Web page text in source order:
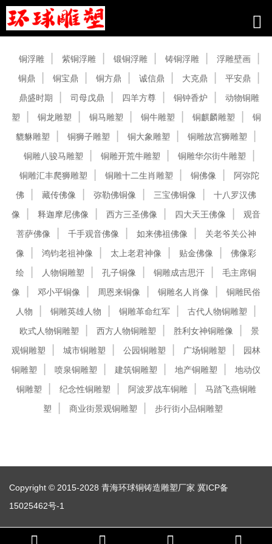
铜浮雕 紫铜浮雕 锻铜浮雕 铸铜浮雕
浮雕壁画
铜鼎
铜宝鼎 铜方鼎 诚信鼎 大克鼎
平安鼎
鼎盛时期
司母戊鼎 四羊方尊 铜钟香炉
动物铜雕
塑
铜龙雕塑 铜马雕塑 铜牛雕塑 铜麒麟雕塑
铜
貔貅雕塑
铜狮子雕塑 铜大象雕塑
铜雕故宫狮雕塑
铜雕八骏马雕塑
铜雕开荒牛雕塑
铜雕华尔街牛雕塑
铜雕汇丰爬狮雕塑
铜雕十二生肖雕塑 铜佛像
阿弥陀
佛
藏传佛像 弥勒佛铜像 三宝佛铜像
十八罗汉佛
像
释迦摩尼佛像 西方三圣佛像 四大天王佛像
观音
菩萨佛像
千手观音佛像 如来佛祖佛像
关老爷关公神
像
鸿钧老祖神像 太上老君神像 贴金佛像
佛像彩
绘
人物铜雕塑 孔子铜像 铜雕成吉思汗
毛主席铜
像
邓小平铜像 周恩来铜像 铜雕名人肖像
铜雕民俗
人物
铜雕英雄人物 铜雕革命红军
古代人物铜雕塑
欧式人物铜雕塑
西方人物铜雕塑 胜利女神铜雕像
景
观铜雕塑
城市铜雕塑 公园铜雕塑 广场铜雕塑
园林
铜雕塑
喷泉铜雕塑 建筑铜雕塑 地产铜雕塑
地动仪
铜雕塑
纪念性铜雕塑 阿波罗战车铜雕
马踏飞燕铜雕
塑
商业街景观铜雕塑 步行街小品铜雕塑
Copyright © 2015-2028 青海环球铜铸造雕塑厂家 冀ICP备
15025462号-1